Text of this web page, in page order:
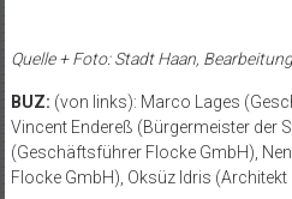
Quelle + Foto: Stadt Haan,
BUZ: (von links): Marco Lages
Vincent Endereß (Bürgermeister der
(Geschäftsführer Flocke GmbH),
Flocke GmbH), Oksüz Idris (Architekt